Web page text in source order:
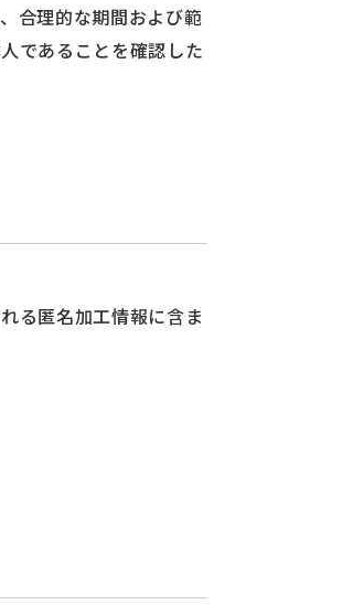
合理的な期間および範
であることを確認した
る匿名加工情報に含ま